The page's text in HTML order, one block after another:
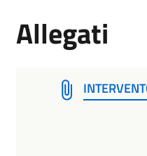
Allegati